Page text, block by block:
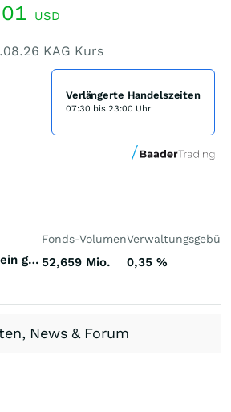
USD
KAG Kurs
Verlängerte Handelszeiten
07:30 bis 23:00 Uhr
Rentenfonds allgemein gemischte Laufzeiten USA US-Dollar
Fonds-Volumen
52,659 Mio. 0,35 %
News & Forum